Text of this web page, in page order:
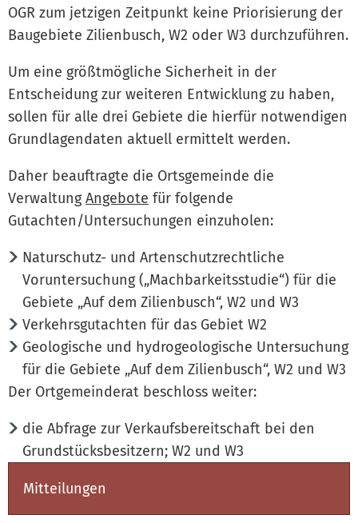
OGR zum jetzigen Zeitpunkt keine Priorisierung der
Baugebiete Zilienbusch, W2 oder W3 durchzuführen.
Um eine größtmögliche Sicherheit in der
Entscheidung zur weiteren Entwicklung zu haben,
sollen für alle drei Gebiete die hierfür notwendigen
Grundlagendaten aktuell ermittelt werden.
Daher beauftragte die Ortsgemeinde die
VerwaltungAngebote für folgende
Gutachten/Untersuchungen einzuholen:
Naturschutz- und Artenschutzrechtliche
Voruntersuchung („Machbarkeitsstudie“) für die
Gebiete „Auf dem Zilienbusch“, W2 und W3
Verkehrsgutachten für das Gebiet W2
Geologische und hydrogeologische Untersuchung
für die Gebiete „Auf dem Zilienbusch“, W2 und W3
Der Ortgemeinderat beschloss weiter:
die Abfrage zur Verkaufsbereitschaft bei den
Grundstücksbesitzern; W2 und W3
Mitteilungen